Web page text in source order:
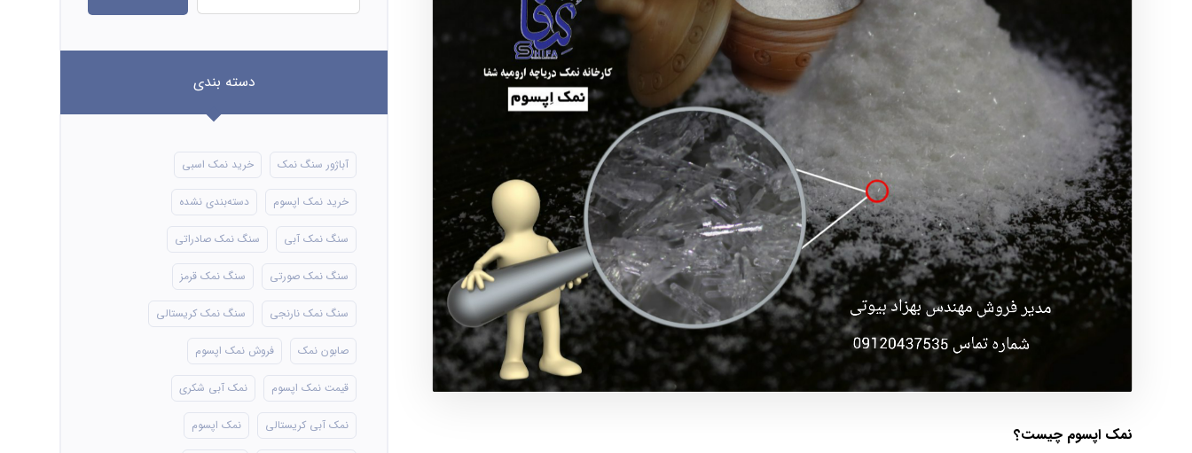
نمک اپسوم چیست؟
دسته بندی
آباژور سنگ نمک خرید نمک اسبی
خرید نمک اپسوم دسته‌بندی نشده
سنگ نمک آبی سنگ نمک صادراتی
سنگ نمک صورتی سنگ نمک قرمز
سنگ نمک نارنجی سنگ نمک کریستالی
صابون نمک فروش نمک اپسوم
قیمت نمک اپسوم نمک آبی شکری
نمک آبی کریستالی نمک اپسوم